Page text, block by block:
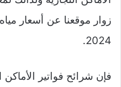
زوار موقعنا عن أسعار
2024.
فإن شرائح فواتير